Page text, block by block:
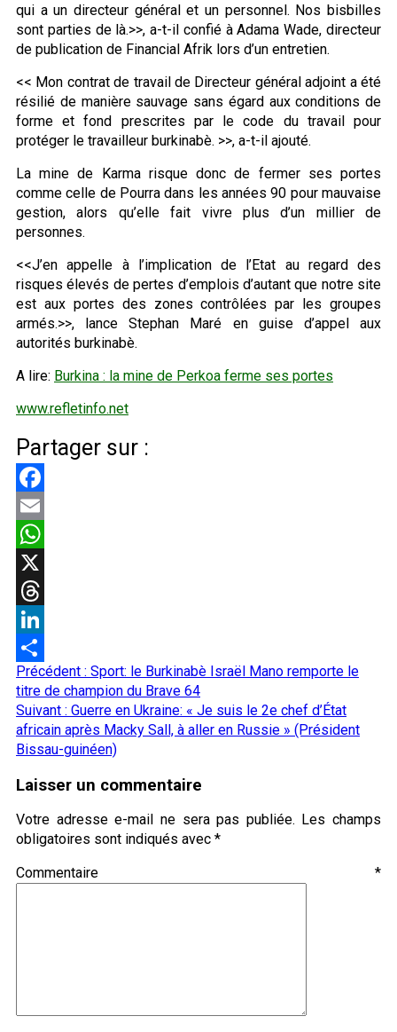
qui a un directeur général et un personnel. Nos bisbilles
sont parties de là.>>, a-t-il confié à Adama Wade, directeur
de publication de Financial Afrik lors d’un entretien.
<< Mon contrat de travail de Directeur général adjoint a été
résilié de manière sauvage sans égard aux conditions de
forme et fond prescrites par le code du travail pour
protéger le travailleur burkinabè. >>, a-t-il ajouté.
La mine de Karma risque donc de fermer ses portes
comme celle de Pourra dans les années 90 pour mauvaise
gestion, alors qu’elle fait vivre plus d’un millier de
personnes.
<<J’en appelle à l’implication de l’Etat au regard des
risques élevés de pertes d’emplois d’autant que notre site
est aux portes des zones contrôlées par les groupes
armés.>>, lance Stephan Maré en guise d’appel aux
autorités burkinabè.
A lire: Burkina : la mine de Perkoa ferme ses portes
www.refletinfo.net
Partager sur :
Facebook
Email
WhatsApp
X
Threads
LinkedIn
Partager
Navigation
d’article
Précédent : Sport: le Burkinabè Israël Mano remporte le
titre de champion du Brave 64
Suivant : Guerre en Ukraine: « Je suis le 2e chef d’État
africain après Macky Sall, à aller en Russie » (Président
Bissau-guinéen)
Laisser un commentaire
Votre adresse e-mail ne sera pas publiée. Les champs
obligatoires sont indiqués avec *
Commentaire *